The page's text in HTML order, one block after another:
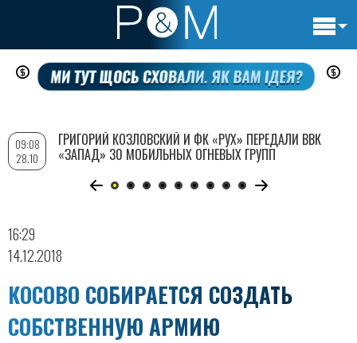
Перейти
содержанию
16:29
14.12.2018
КОСОВО СОБИРАЕТСЯ СОЗДАТЬ
СОБСТВЕННУЮ АРМИЮ
09:08
28.10
ГРИГОРИЙ КОЗЛОВСКИЙ И ФК «РУХ» ПЕРЕДАЛИ ВВК
«ЗАПАД» 30 МОБИЛЬНЫХ ОГНЕВЫХ ГРУПП